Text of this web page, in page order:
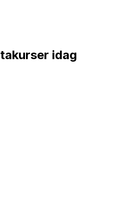
idag